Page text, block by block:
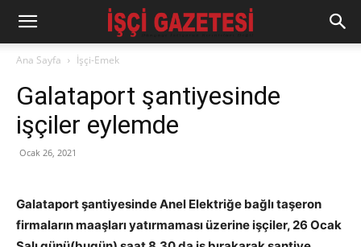
Ana Sayfa İşçi-Emek
Galataport şantiyesinde
işçiler eylemde
Ocak 26, 2021
Galataport şantiyesinde Anel Elektriğe bağlı taşeron
firmaların maaşları yatırmaması üzerine işçiler, 26 Ocak